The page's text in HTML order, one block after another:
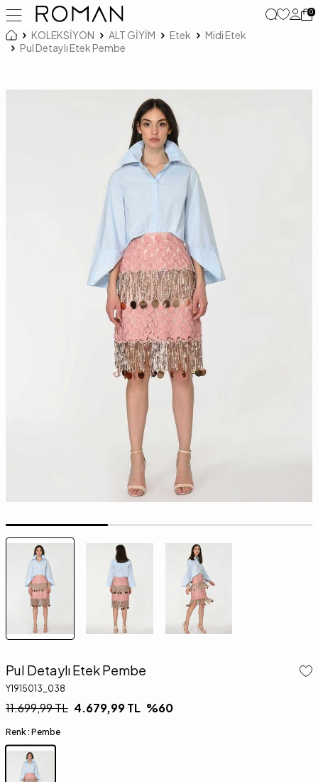
0
KOLEKSİYON ALT GİYİM Etek
Midi Etek
Pul Detaylı Etek Pembe
Pul Detaylı Etek Pembe
Y1915013_038
11.699,99TL 4.679,99TL %60
Renk : Pembe